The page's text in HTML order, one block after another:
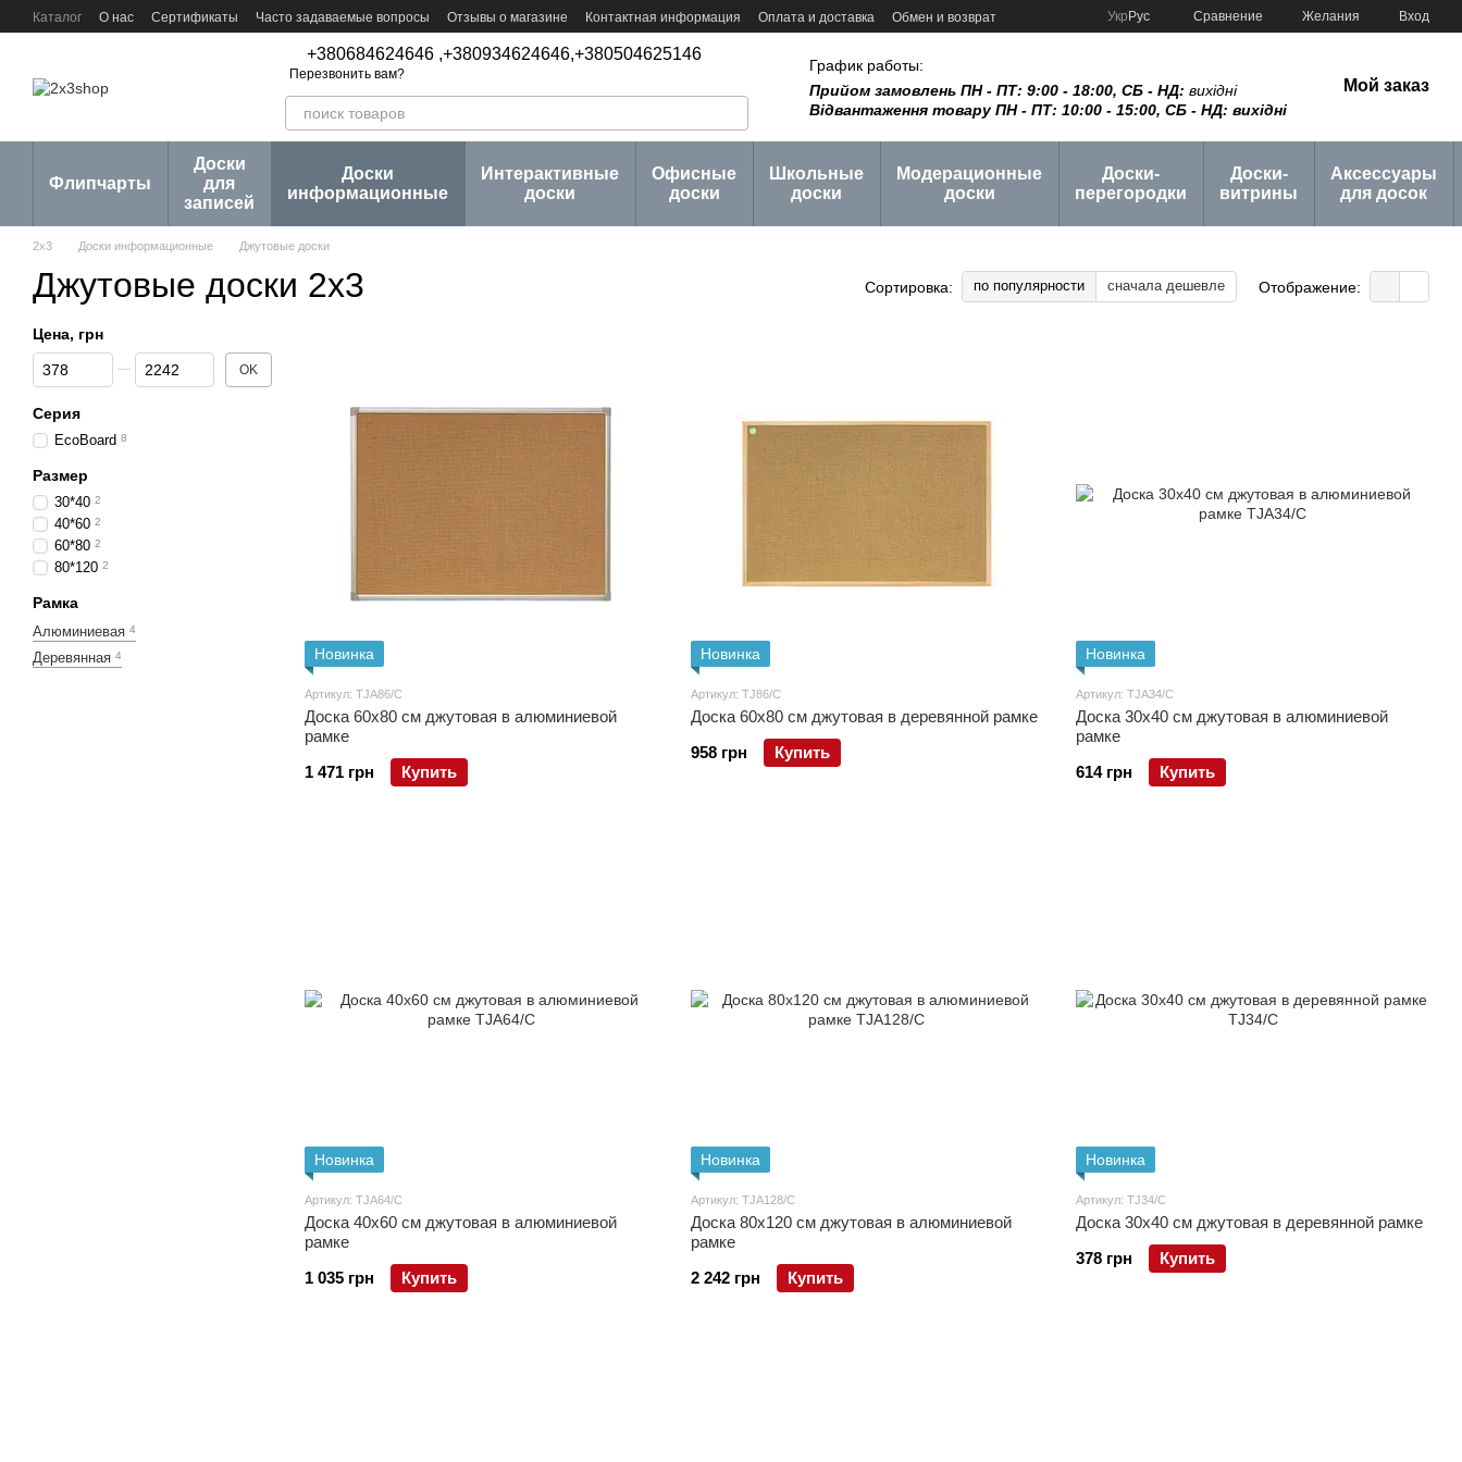
Перейти к основному контенту
Каталог О нас Сертификаты Часто задаваемые вопросы Отзывы о магазине Контактная информация Оплата и доставка
Обмен и возврат
Укр Рус Сравнение Желания Вход
+380684624646 ,+380934624646,+380504625146
Перезвонить вам?
График работы:
Прийом замовлень ПН - ПТ: 9:00 - 18:00, СБ - НД: вихідні
Відвантаження товару ПН - ПТ: 10:00 - 15:00, СБ - НД: вихідні
Мой заказ
Флипчарты
Доски
для
записей
Доски
информационные
Интерактивные
доски
Офисные
доски
Школьные
доски
Модерационные
доски
Доски-
перегородки
Доски-
витрины
Аксессуары
для досок
2х3 Доски информационные Джутовые доски
Джутовые доски 2х3 Сортировка: по популярности сначала дешевле Отображение:
Новинка
Артикул: TJA86/C
Доска 60x80 см джутовая в алюминиевой
рамке
1 471 грн
Купить
Новинка
Артикул: TJ86/C
Доска 60x80 см джутовая в деревянной рамке
958 грн
Купить
Новинка
Артикул: TJA34/C
Доска 30x40 см джутовая в алюминиевой
рамке
614 грн
Купить
Новинка
Артикул: TJA64/C
Доска 40x60 см джутовая в алюминиевой
рамке
1 035 грн
Купить
Новинка
Артикул: TJA128/C
Доска 80x120 см джутовая в алюминиевой
рамке
2 242 грн
Купить
Новинка
Артикул: TJ34/C
Доска 30x40 см джутовая в деревянной рамке
378 грн
Купить
Цена, грн
От Цена, грн
До Цена, грн OK
Серия
EcoBoard 8
Размер
30*40 2
40*60 2
60*80 2
80*120 2
Рамка
Алюминиевая 4
Деревянная 4